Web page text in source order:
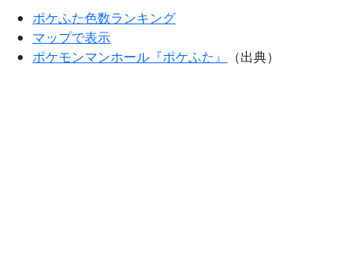
ポケふた色数ランキング
マップで表示
ポケモンマンホール『ポケふた』
（出典）